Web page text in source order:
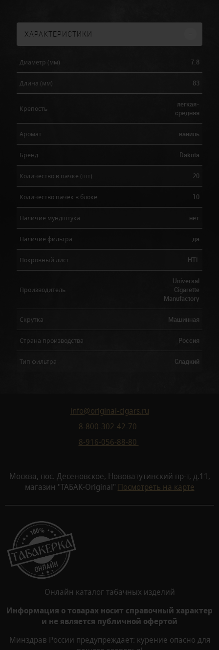
ХАРАКТЕРИСТИКИ
Диаметр (мм) 7.8
Длина (мм) 83
Крепость
легкая-
средняя
Аромат ваниль
Бренд Dakota
Количество в пачке (шт) 20
Количество пачек в блоке 10
Наличие мундштука нет
Наличие фильтра да
Покровный лист HTL
Производитель
Universal
Cigarette
Manufactory
Скрутка Машинная
Страна производства Россия
Тип фильтра Сладкий
info@original-cigars.ru
8-800-302-42-70
8-916-056-88-80
Москва, пос. Десеновское, Нововатутинский пр-т, д.11,
магазин "ТАБАК-Original" Посмотреть на карте
Онлайн каталог табачных изделий
Информация о товарах носит справочный характер
и не является публичной офертой
Минздрав России предупреждает: курение опасно для